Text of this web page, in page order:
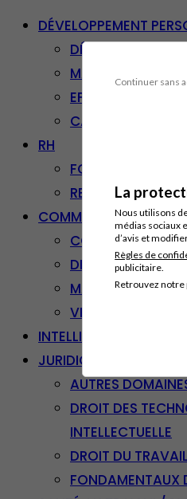
Continuer sans
La
Nous utilisons
médias sociaux
d’avis et
Règles de
publicitaire.
Retrouvez
DÉVELOPPEMENT
DÉVELOPPEMENT
MANAGEMENT
EFFICACITÉ
CARRIÈRE &
RH
FORMATION
RESSOURCES
COMMUNICATION/
COMMUNICATION
DIGITAL
MARKETING
VENTE – RELATION
INTELLIGENCE
JURIDIQUE
AUTRES
DROIT DES
INTELLECTUELLE
DROIT DU
FONDAMENTAUX